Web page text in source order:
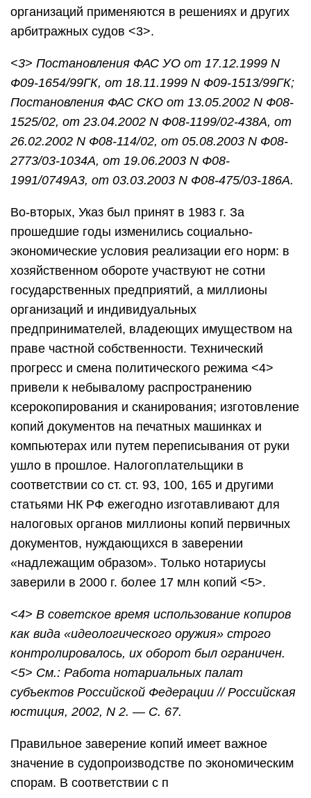
организаций применяются в решениях и других
арбитражных судов <3>.
<3> Постановления ФАС УО от 17.12.1999 N
Ф09-1654/99ГК, от 18.11.1999 N Ф09-1513/99ГК;
Постановления ФАС СКО от 13.05.2002 N Ф08-
1525/02, от 23.04.2002 N Ф08-1199/02-438А, от
26.02.2002 N Ф08-114/02, от 05.08.2003 N Ф08-
2773/03-1034А, от 19.06.2003 N Ф08-
1991/0749А3, от 03.03.2003 N Ф08-475/03-186А.
Во-вторых, Указ был принят в 1983 г. За
прошедшие годы изменились социально-
экономические условия реализации его норм: в
хозяйственном обороте участвуют не сотни
государственных предприятий, а миллионы
организаций и индивидуальных
предпринимателей, владеющих имуществом на
праве частной собственности. Технический
прогресс и смена политического режима <4>
привели к небывалому распространению
ксерокопирования и сканирования; изготовление
копий документов на печатных машинках и
компьютерах или путем переписывания от руки
ушло в прошлое. Налогоплательщики в
соответствии со ст. ст. 93, 100, 165 и другими
статьями НК РФ ежегодно изготавливают для
налоговых органов миллионы копий первичных
документов, нуждающихся в заверении
«надлежащим образом». Только нотариусы
заверили в 2000 г. более 17 млн копий <5>.
<4> В советское время использование копиров
как вида «идеологического оружия» строго
контролировалось, их оборот был ограничен.
<5> См.: Работа нотариальных палат
субъектов Российской Федерации // Российская
юстиция, 2002, N 2. — С. 67.
Правильное заверение копий имеет важное
значение в судопроизводстве по экономическим
спорам. В соответствии с п